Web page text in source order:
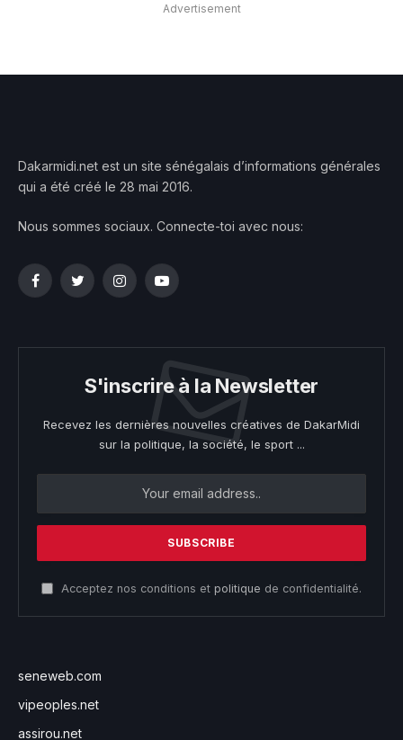
Advertisement
Dakarmidi.net est un site sénégalais d’informations générales
qui a été créé le 28 mai 2016.
Nous sommes sociaux. Connecte-toi avec nous:
FacebookTwitterInstagramYouTube
S'inscrire à la Newsletter
Recevez les dernières nouvelles créatives de DakarMidi
sur la politique, la société, le sport ...
Acceptez nos conditions et politique de confidentialité.
seneweb.com
vipeoples.net
assirou.net